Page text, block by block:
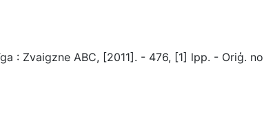
: Zvaigzne ABC, [2011]. - 476, [1] lpp. - Oriģ.